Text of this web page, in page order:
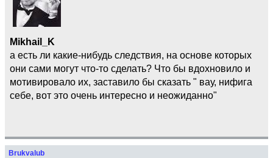
Mikhail_K
а есть ли какие-нибудь следствия, на основе которых
они сами могут что-то сделать? Что бы вдохновило и
мотивировало их, заставило бы сказать " вау, нифига
себе, вот это очень интересно и неожиданно"
Brukvalub